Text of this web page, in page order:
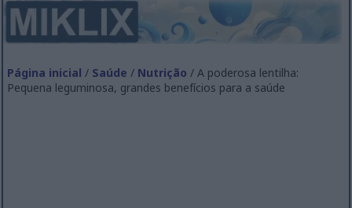
Página inicial / Saúde / Nutrição / A poderosa lentilha:
Pequena leguminosa, grandes benefícios para a saúde